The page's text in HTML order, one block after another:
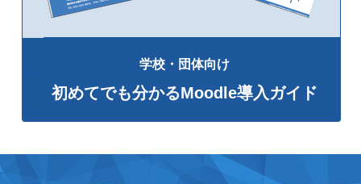
学校・団体向け
初めてでも分かるMoodle導入ガイド